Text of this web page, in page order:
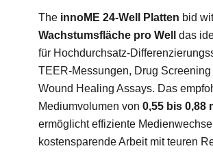
The innoME 24-Well Platten bid
Wachstumsfläche pro Well das
für Hochdurchsatz-
TEER-Messungen, Drug Screening
Wound Healing Assays. Das
Mediumvolumen von 0,55 bis 0,88
ermöglicht effiziente
kostensparende Arbeit mit teuren